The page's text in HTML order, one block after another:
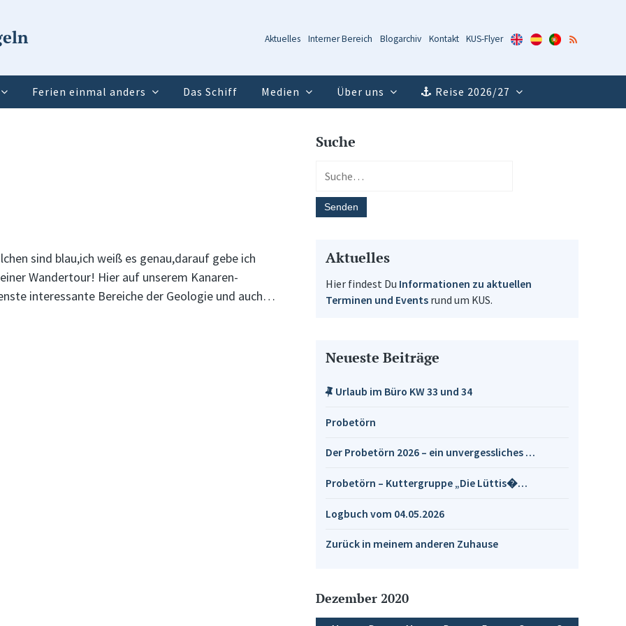
Aktuelles Interner Bereich Blogarchiv Kontakt KUS-Flyer
KUS-
Flyer
KUS-
Flyer
KUS-
Flyer
RSS-
Ferien einmal anders Das Schiff Medien Über uns Reise 2026/27
sind blau,ich weiß es genau,darauf gebe ich
Wandertour! Hier auf unserem Kanaren-
interessante Bereiche der Geologie und auch…
Suche
Aktuelles
Hier findest Du Informationen zu aktuellen
Terminen und Eventsrund um KUS.
Neueste Beiträge
Urlaub im Büro KW 33 und 34
Probetörn
Der Probetörn 2026 – ein unvergessliches …
Probetörn – Kuttergruppe „Die Lüttis�…
Logbuch vom 04.05.2026
Zurück in meinem anderen Zuhause
Dezember 2020